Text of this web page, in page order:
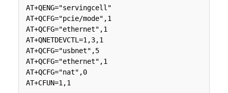
AT+QENG="servingcell"
AT+QCFG="pcie/mode",1
AT+QCFG="ethernet",1
AT+QNETDEVCTL=1,3,1
AT+QCFG="usbnet",5
AT+QCFG="ethernet",1
AT+QCFG="nat",0